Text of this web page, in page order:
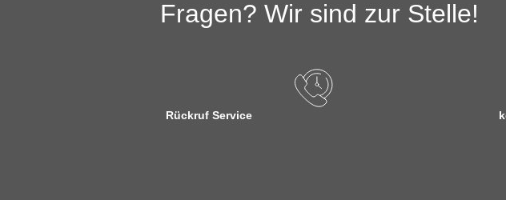
Fragen? Wir sind zur Stelle!
Rückruf Service